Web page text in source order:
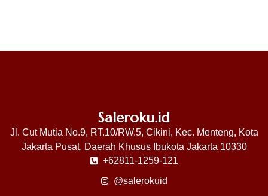
Saleroku.id
Jl. Cut Mutia No.9, RT.10/RW.5, Cikini, Kec. Menteng, Kota
Jakarta Pusat, Daerah Khusus Ibukota Jakarta 10330
+62811-1259-121
@salerokuid